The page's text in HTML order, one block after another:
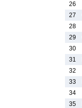
26
27
28
29
30
31
32
33
34
35